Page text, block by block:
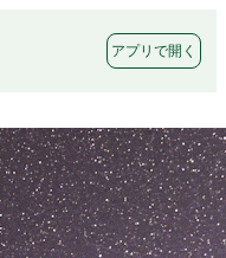
アプリで開く